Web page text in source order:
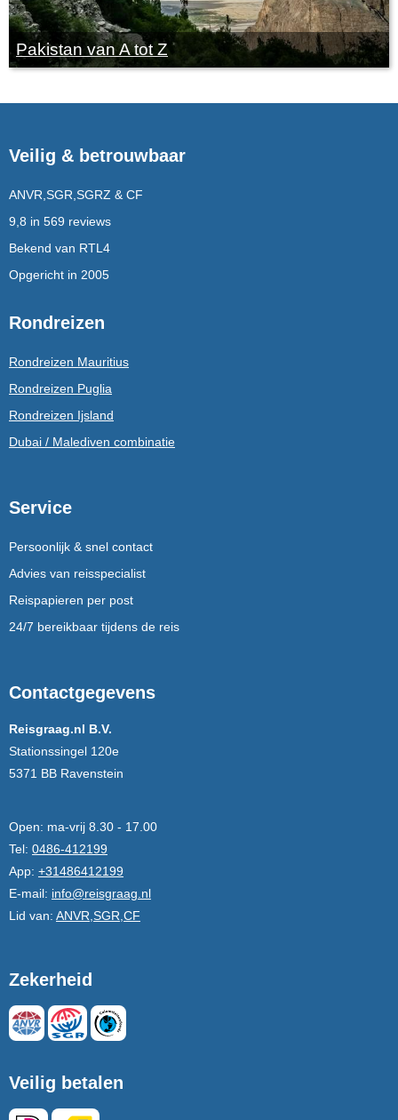
Pakistan van A tot Z
Veilig & betrouwbaar
ANVR,SGR,SGRZ & CF
9,8 in 569 reviews
Bekend van RTL4
Opgericht in 2005
Rondreizen
Rondreizen Mauritius
Rondreizen Puglia
Rondreizen Ijsland
Dubai / Malediven combinatie
Service
Persoonlijk & snel contact
Advies van reisspecialist
Reispapieren per post
24/7 bereikbaar tijdens de reis
Contactgegevens
Reisgraag.nl B.V.
Stationssingel 120e
5371 BB Ravenstein
Open: ma-vrij 8.30 - 17.00
Tel: 0486-412199
App: +31486412199
E-mail: info@reisgraag.nl
Lid van: ANVR,SGR,CF
Zekerheid
Veilig betalen